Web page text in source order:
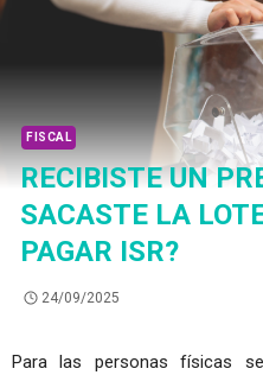
FISCAL
RECIBISTE UN
SACASTE LA
PAGAR ISR?
24/09/2025
Para las personas físicas